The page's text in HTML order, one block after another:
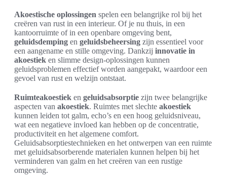
Akoestische oplossingen spelen een belangrijke rol bij het
creëren van rust in een interieur. Of je nu thuis, in een
kantoorruimte of in een openbare omgeving bent,
geluidsdemping en geluidsbeheersing zijn essentieel voor
een aangename en stille omgeving. Dankzij innovatie in
akoestiek en slimme design-oplossingen kunnen
geluidsproblemen effectief worden aangepakt, waardoor een
gevoel van rust en welzijn ontstaat.
Ruimteakoestiek en geluidsabsorptie zijn twee belangrijke
aspecten van akoestiek. Ruimtes met slechte akoestiek
kunnen leiden tot galm, echo’s en een hoog geluidsniveau,
wat een negatieve invloed kan hebben op de concentratie,
productiviteit en het algemene comfort.
Geluidsabsorptiestechnieken en het ontwerpen van een ruimte
met geluidsabsorberende materialen kunnen helpen bij het
verminderen van galm en het creëren van een rustige
omgeving.